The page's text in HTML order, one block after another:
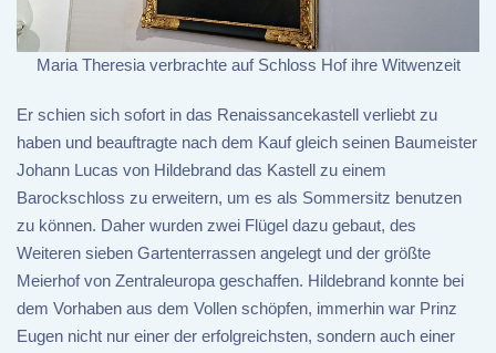
Maria Theresia verbrachte auf Schloss Hof ihre Witwenzeit
Er schien sich sofort in das Renaissancekastell verliebt zu
haben und beauftragte nach dem Kauf gleich seinen Baumeister
Johann Lucas von Hildebrand das Kastell zu einem
Barockschloss zu erweitern, um es als Sommersitz benutzen
zu können. Daher wurden zwei Flügel dazu gebaut, des
Weiteren sieben Gartenterrassen angelegt und der größte
Meierhof von Zentraleuropa geschaffen. Hildebrand konnte bei
dem Vorhaben aus dem Vollen schöpfen, immerhin war Prinz
Eugen nicht nur einer der erfolgreichsten, sondern auch einer